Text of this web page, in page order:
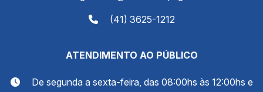
(41) 3625-1212
ATENDIMENTO AO PÚBLICO
De segunda a sexta-feira, das 08:00hs às 12:00hs e